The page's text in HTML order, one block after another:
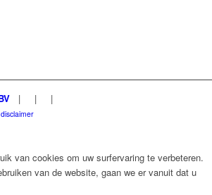
| | |
van cookies om uw surfervaring te verbeteren.
van de website, gaan we er vanuit dat u